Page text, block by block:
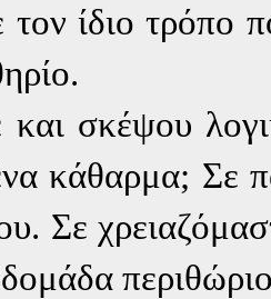
ίδιο τρόπο
σκέψου
κάθαρμα; Σε
Σε